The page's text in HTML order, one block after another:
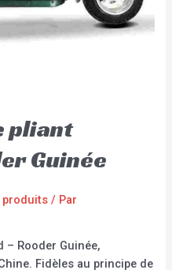
pliant
Guinée
produits / Par
– Rooder Guinée,
Fidèles au principe de